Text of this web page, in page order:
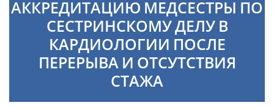
АККРЕДИТАЦИЮ МЕДСЕСТРЫ ПО
СЕСТРИНСКОМУ ДЕЛУ В
КАРДИОЛОГИИ ПОСЛЕ
ПЕРЕРЫВА И ОТСУТСТВИЯ
СТАЖА